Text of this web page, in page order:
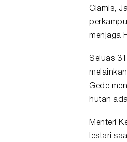
Ciamis,
menjaga
Seluas
Gede
hutan
Menteri
lestari